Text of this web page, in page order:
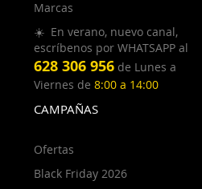
Marcas
☀️ En verano, nuevo canal,
escríbenos por WHATSAPP al
628 306 956 de Lunes a
Viernes de 8:00 a 14:00
CAMPAÑAS
Ofertas
Black Friday 2026